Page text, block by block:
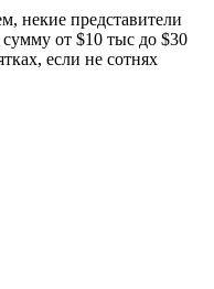
некие представители
от $10 тыс до $30
если не сотнях